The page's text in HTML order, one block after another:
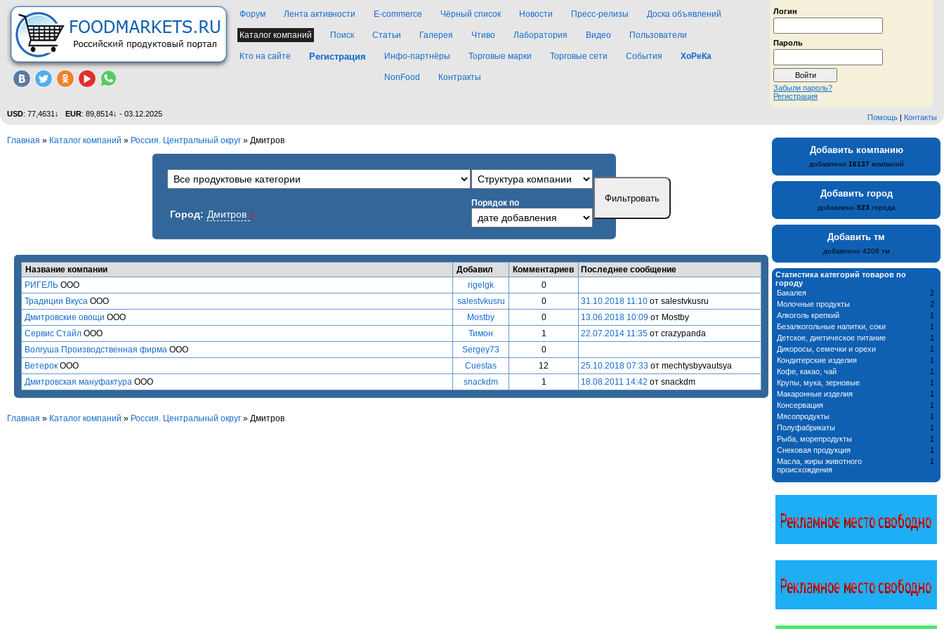
Логин
Пароль
Забыли пароль?
Регистрация
Форум Лента активности E-commerce Чёрный список Новости Пресс-релизы Доска объявлений
Каталог компаний Поиск Статьи Галерея Чтиво Лаборатория Видео Пользователи
Кто на сайте Регистрация Инфо-партнёры Торговые марки Торговые сети События ХоРеКа
NonFood Контракты
Помощь | Контакты
USD: 77,4631↓ EUR: 89,8514↓ - 03.12.2025
Главная » Каталог компаний » Россия. Центральный округ » Дмитров
Город: Дмитров x
Порядок по
Название компании Добавил Комментариев
Последнее сообщение
РИГЕЛЬ ООО rigelgk
0
Традиции Вкуса ООО salestvkusru 0 31.10.2018 11:10 от salestvkusru
Дмитровские овощи ООО Mostby 0 13.06.2018 10:09 от Mostby
Сервис Стайл ООО Тимон 1 22.07.2014 11:35 от crazypanda
Волгуша Производственная фирма ООО Sergey73
0
Ветерок ООО Cuestas 12 25.10.2018 07:33 от mechtysbyvautsya
Дмитровская мануфактура ООО snackdm 1 18.08.2011 14:42 от snackdm
Главная » Каталог компаний » Россия. Центральный округ » Дмитров
Добавить компанию
добавлено 16137 компаний
Добавить город
добавлено 523 города
Добавить тм
добавлено 4209 тм
Статистика категорий товаров по
городу
Бакалея
2
Молочные продукты
2
Алкоголь крепкий
1
Безалкогольные напитки, соки
1
Детское, диетическое питание
1
Дикоросы, семечки и орехи
1
Кондитерские изделия
1
Кофе, какао, чай
1
Крупы, мука, зерновые
1
Макаронные изделия
1
Консервация
1
Мясопродукты
1
Полуфабрикаты
1
Рыба, морепродукты
1
Снековая продукция
1
Масла, жиры животного
происхождения
1